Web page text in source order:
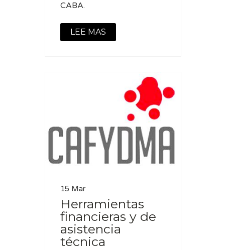
CABA.
LEE MAS
15 Mar
Herramientas
financieras y de
asistencia
técnica